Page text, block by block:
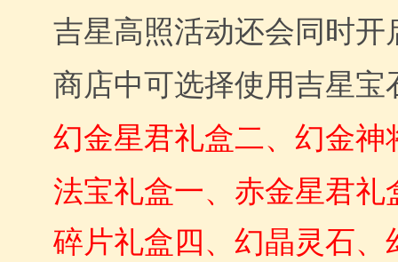
吉星高照活动还会同时开
商店中可选择使用吉星宝
幻金星君礼盒二、幻金神
法宝礼盒一、赤金星君
碎片礼盒四、幻晶灵石、